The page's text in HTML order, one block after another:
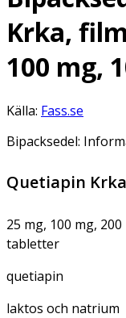
Krka,
100 mg,
Källa: Fass.se
Bipacksedel:
Quetiapin Krka
25 mg, 100 mg,
tabletter
quetiapin
laktos och natrium